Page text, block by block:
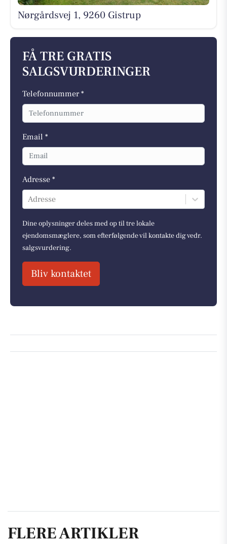
Nørgårdsvej 1, 9260 Gistrup
FÅ TRE GRATIS
SALGSVURDERINGER
Telefonnummer *
Email *
Adresse *
Adresse
Dine oplysninger deles med op til tre lokale
ejendomsmæglere, som efterfølgende vil kontakte dig vedr.
salgsvurdering.
Bliv kontaktet
FLERE ARTIKLER